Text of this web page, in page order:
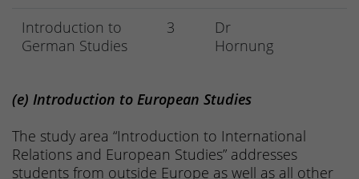
Introduction to
German Studies
3
Dr
Hornung
(e) Introduction to European Studies
The study area “Introduction to International
Relations and European Studies” addresses
students from outside Europe as well as all other